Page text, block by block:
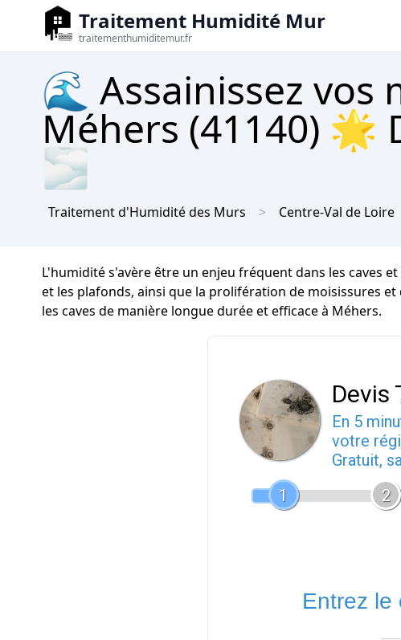
Traitement Humidité Mur
traitementhumiditemur.fr
🌊 Assainissez vos
Méhers (41140) 🌟
🌫
Traitement d'Humidité des Murs Centre-Val de Loire
L'humidité s'avère être un enjeu fréquent dans les caves
et les plafonds, ainsi que la prolifération de moisissures
les caves de manière longue durée et efficace à Méhers.
Devis
En 5
votre
Gratuit,
1
2
Entrez le